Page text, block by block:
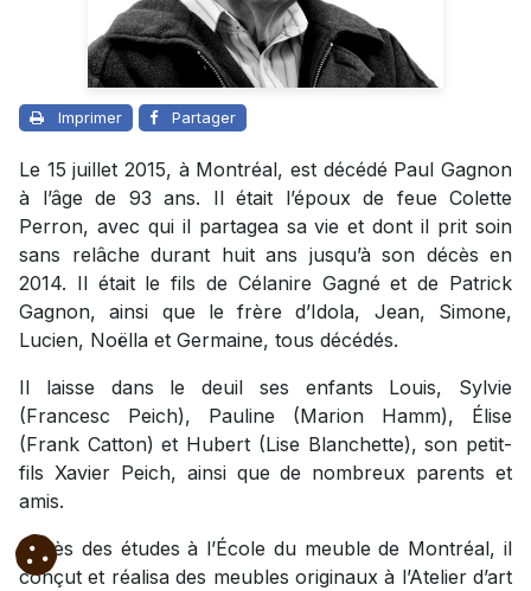
Imprimer Partager
Le 15 juillet 2015, à Montréal, est décédé Paul Gagnon
à l’âge de 93 ans. Il était l’époux de feue Colette
Perron, avec qui il partagea sa vie et dont il prit soin
sans relâche durant huit ans jusqu’à son décès en
2014. Il était le fils de Célanire Gagné et de Patrick
Gagnon, ainsi que le frère d’Idola, Jean, Simone,
Lucien, Noëlla et Germaine, tous décédés.
Il laisse dans le deuil ses enfants Louis, Sylvie
(Francesc Peich), Pauline (Marion Hamm), Élise
(Frank Catton) et Hubert (Lise Blanchette), son petit-
fils Xavier Peich, ainsi que de nombreux parents et
amis.
Après des études à l’École du meuble de Montréal, il
conçut et réalisa des meubles originaux à l’Atelier d’art